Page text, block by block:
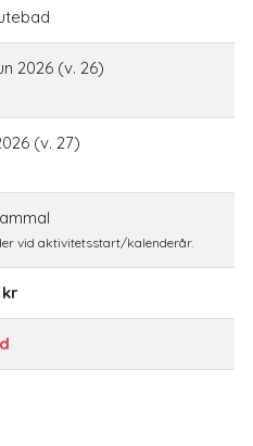
2026 (v. 26)
(v. 27)
vid aktivitetsstart/kalenderår.